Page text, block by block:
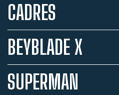
CADRES
BEYBLADE X
SUPERMAN